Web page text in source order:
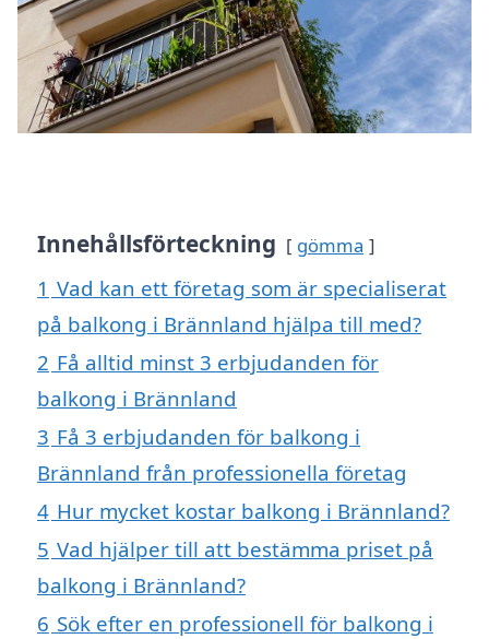
Innehållsförteckning gömma
1 Vad kan ett företag som är specialiserat
på balkong i Brännland hjälpa till med?
2 Få alltid minst 3 erbjudanden för
balkong i Brännland
3 Få 3 erbjudanden för balkong i
Brännland från professionella företag
4 Hur mycket kostar balkong i Brännland?
5 Vad hjälper till att bestämma priset på
balkong i Brännland?
6 Sök efter en professionell för balkong i